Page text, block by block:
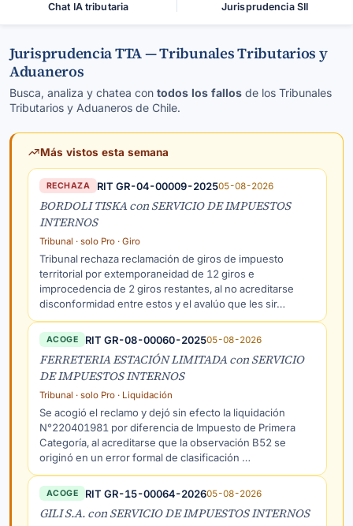
Chat IA tributaria Jurisprudencia SII
Jurisprudencia TTA — Tribunales Tributarios y
Aduaneros
Busca, analiza y chatea con todos los fallos de los Tribunales
Tributarios y Aduaneros de Chile.
Más vistos esta semana
RECHAZA RIT GR-04-00009-202505-08-2026
BORDOLI TISKA con SERVICIO DE IMPUESTOS
INTERNOS
Tribunal · solo Pro · Giro
Tribunal rechaza reclamación de giros de impuesto
territorial por extemporaneidad de 12 giros e
improcedencia de 2 giros restantes, al no acreditarse
disconformidad entre estos y el avalúo que les sir…
ACOGE RIT GR-08-00060-202505-08-2026
FERRETERIA ESTACIÓN LIMITADA con SERVICIO
DE IMPUESTOS INTERNOS
Tribunal · solo Pro · Liquidación
Se acogió el reclamo y dejó sin efecto la liquidación
N°220401981 por diferencia de Impuesto de Primera
Categoría, al acreditarse que la observación B52 se
originó en un error formal de clasificación …
ACOGE RIT GR-15-00064-202605-08-2026
GILI S.A. con SERVICIO DE IMPUESTOS INTERNOS